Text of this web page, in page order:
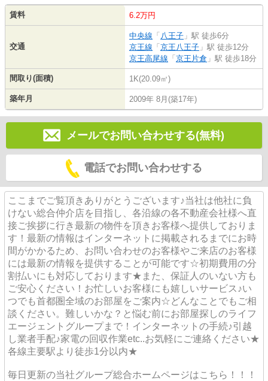
賃料 6.2万円
交通
中央線 「 八王子 」駅 徒歩6分
京王線 「 京王八王子 」駅 徒歩12分
京王高尾線 「 京王片倉 」駅 徒歩18分
間取り(面積) 1K(20.09㎡)
築年月 2009年 8月(築17年)
メールでお問い合わせする(無料)
電話でお問い合わせする
ここまでご覧頂きありがとうございます♪当社は他社に負
けない総合仲介店を目指し、各沿線の各不動産会社様へ直
接ご挨拶に行き最新の物件を頂きお客様へ提供しておりま
す！最新の情報はインターネットに掲載されるまでにお時
間がかかるため、お問い合わせのお客様やご来店のお客様
には最新の情報を提供することが可能です☆初期費用の分
割払いにも対応しております★また、保証人のいない方も
ご安心ください！お忙しいお客様にも嬉しいサービス♪い
つでも首都圏全域のお部屋をご案内☆どんなことでもご相
談ください。難しいかな？と悩む前にお部屋探しのライフ
エージェントグループまで！インターネットの手続♪引越
し業者手配♪家電の回収作業etc..お気軽にご連絡ください★
各線主要駅より徒歩1分以内★
毎日更新の当社グループ総合ホームページはこちら！！！